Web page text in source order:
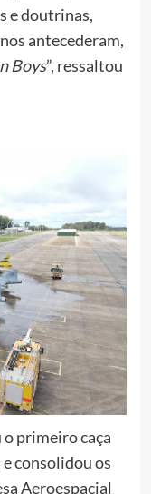
e doutrinas,
antecederam,
Boys”, ressaltou
o primeiro caça
consolidou os
Aeroespacial